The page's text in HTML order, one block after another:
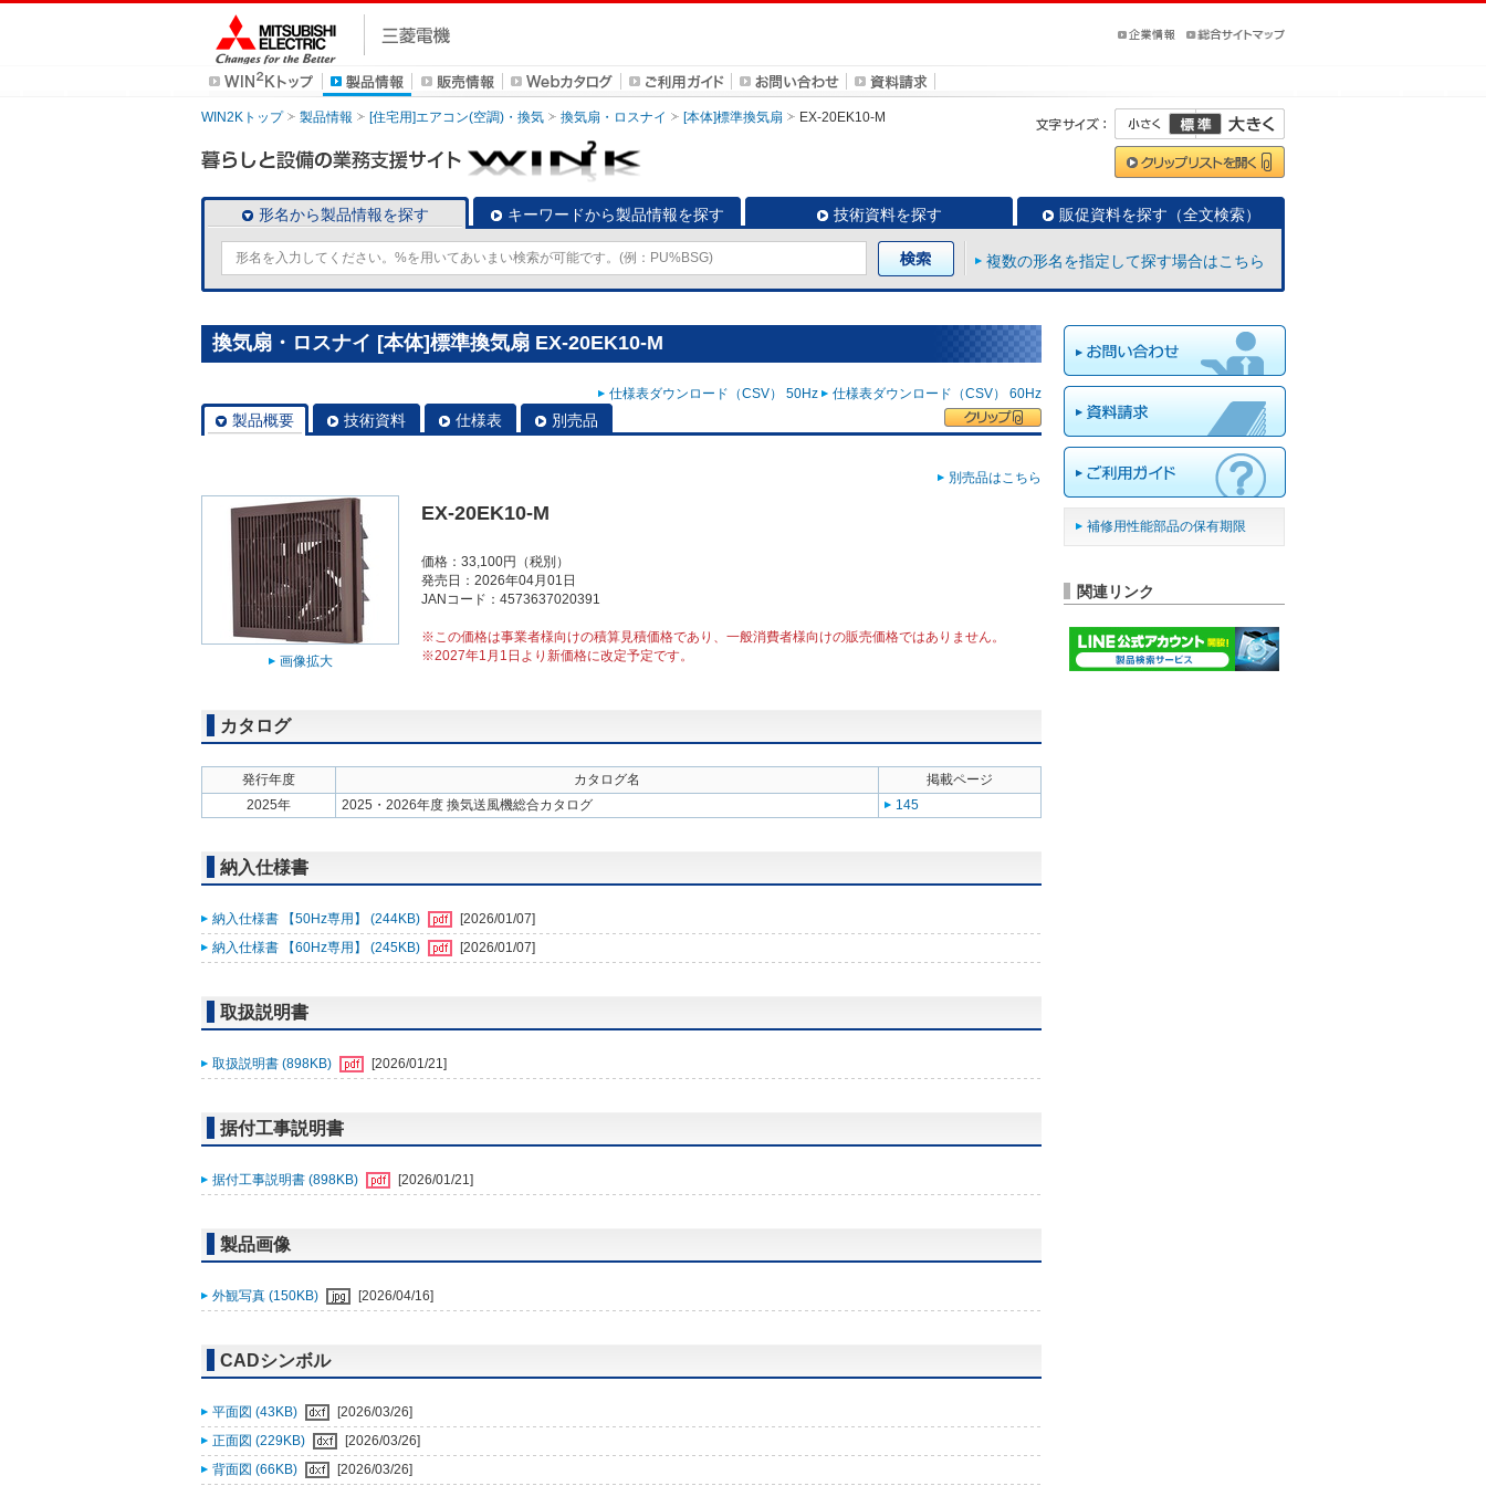
WIN2Kトップ 製品情報 [住宅用]エアコン(空調)・換気 換気扇・ロスナイ [本体]標準換気扇 EX-20EK10-M
形名から製品情報を探す キーワードから製品情報を探す 技術資料を探す 販促資料を探す（全文検索）
複数の形名を指定して探す場合はこちら
換気扇・ロスナイ [本体]標準換気扇 EX-20EK10-M
仕様表ダウンロード（CSV） 50Hz 仕様表ダウンロード（CSV） 60Hz
製品概要 技術資料 仕様表 別売品
別売品はこちら
画像拡大
EX-20EK10-M
価格：33,100円（税別）
発売日：2026年04月01日
JANコード：4573637020391
※この価格は事業者様向けの積算見積価格であり、一般消費者様向けの販売価格ではありません。
※2027年1月1日より新価格に改定予定です。
カタログ
発行年度 カタログ名
掲載ページ
2025年
2025・2026年度 換気送風機総合カタログ 145
納入仕様書
納入仕様書 【50Hz専用】 (244KB)
[2026/01/07]
納入仕様書 【60Hz専用】 (245KB)
[2026/01/07]
取扱説明書
取扱説明書 (898KB) [2026/01/21]
据付工事説明書
据付工事説明書 (898KB) [2026/01/21]
製品画像
外観写真 (150KB) [2026/04/16]
CADシンボル
平面図 (43KB)
[2026/03/26]
正面図 (229KB)
[2026/03/26]
背面図 (66KB)
[2026/03/26]
補修用性能部品の保有期限
関連リンク